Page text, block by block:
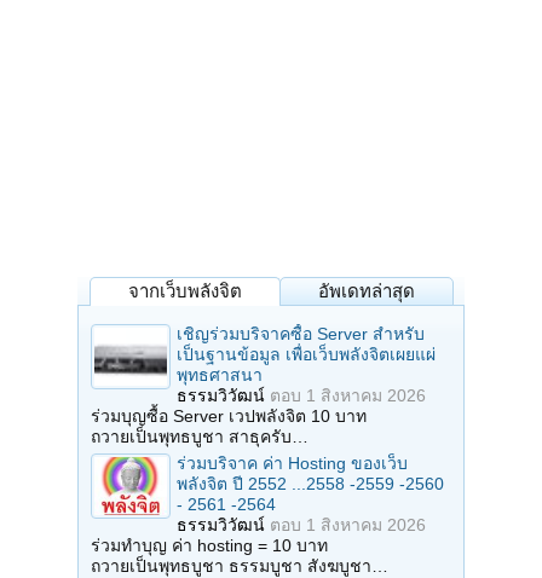
จากเว็บพลังจิต อัพเดทล่าสุด
เชิญร่วมบริจาคซื้อ Server สำหรับ
เป็นฐานข้อมูล เพื่อเว็บพลังจิตเผยแผ่
พุทธศาสนา
ธรรมวิวัฒน์ ตอบ 1 สิงหาคม 2026
ร่วมบุญซื้อ Server เวปพลังจิต 10 บาท
ถวายเป็นพุทธบูชา สาธุครับ…
ร่วมบริจาค ค่า Hosting ของเว็บ
พลังจิต ปี 2552 ...2558 -2559 -2560
- 2561 -2564
ธรรมวิวัฒน์ ตอบ 1 สิงหาคม 2026
ร่วมทำบุญ ค่า hosting = 10 บาท
ถวายเป็นพุทธบูชา ธรรมบูชา สังฆบูชา…